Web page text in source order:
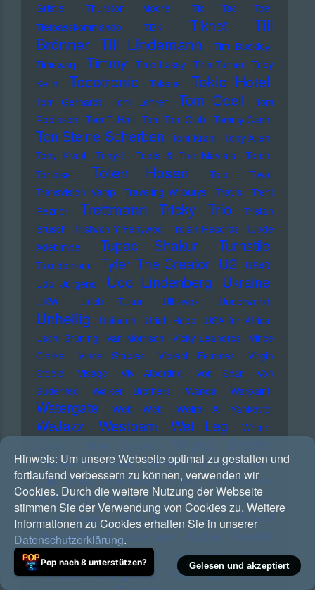
Gristle
Thurston Moore
Tic Tac Toe
Tiefbasskommando TBK
Tikhet
Till
Brönner Till Lindemann
Tim Buckley
Timewarp Timmy Timo Lassy Tina Turner Toby
Keith
Tocotronic Tokens Tokio Hotel
Tom Gerhardt Tom Lehrer Tom Odell
Tom
Robinson Tom T. Hall Tom Tom Club Tommy Cash
Ton Steine Scherben Toni Krahl Tony Allen
Tony Krahl
Tony-L Toots & The Maytals
Torch
Tortoise
Toten Hosen Toto
Toya
Transvision Vamp
Traveling Wilburys Travis
Trent
Reznor
Trettmann Tricky Trio
Tristan
Brusch Tristwch Y Fenywod Trojan Records Tunde
Adebimpe
Tupac Shakur Turnstile
Tuxedomoon Tyler The Creator U2
UB40
Udo Jürgens
Udo Lindenberg Ukraine
UKW Ulrich Tukur Ultravox Underworld
Unheilig Unionen Uriah Heep
USA for Africa
Uschi Brüning Van Morrison Vicky Leandros Vince
Clarke
Vince Staples Violent Femmes
Virgin
Steele
Visage Viv Albertine Von Spar
Von
Südenfed
Walker Brothers Wanda Warpaint
Watergate Web Web Weird Al Yankovic
WeJazz Westbam Wet Leg
Wham
Wildecker Herzbuben Will Ferrell
William Shatner
Willie Nelson
Wolf Biermann Wolf Wondratschek
Wolfgang Flür Wolfgang Zechner
Woodstock
World Party
Wu-Tang Clan
X-Mal
Deutschland
X-Ray Spex Xatar Xavier
Naidoo
Yassin Yeule Yoko Ono
Yousuke
Yukimatsu
Yungblud Yves Tumor
Z-Pain
Hinweis: Um unsere Webseite optimal zu gestalten und
fortlaufend verbessern zu können, verwenden wir
Cookies. Durch die weitere Nutzung der Webseite
stimmen Sie der Verwendung von Cookies zu. Weitere
Informationen zu Cookies erhalten Sie in unserer
Datenschutzerklärung.
Gelesen und akzeptiert
Pop nach 8 unterstützen?